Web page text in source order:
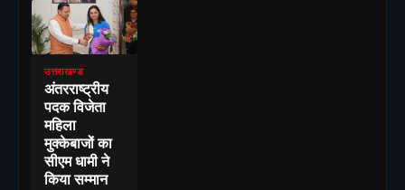
उत्तराखण्ड
अंतरराष्ट्रीय
पदक विजेता
महिला
मुक्केबाजों का
सीएम धामी ने
किया सम्मान